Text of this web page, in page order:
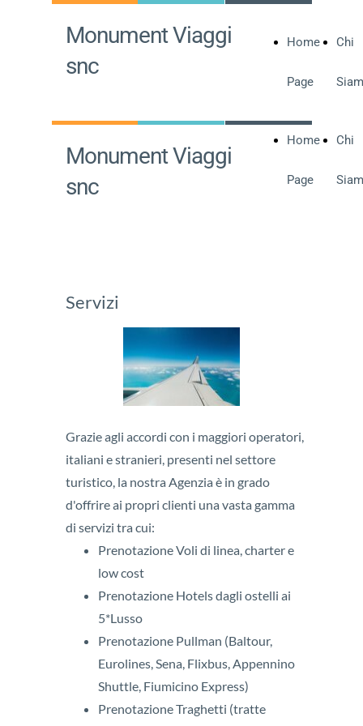
Monument Viaggi
snc
Home
Page
Chi
Monument Viaggi
snc
Home
Page
Chi
Servizi
Grazie agli accordi con i maggiori operatori,
italiani e stranieri, presenti nel settore
turistico, la nostra Agenzia è in grado
d'offrire ai propri clienti una vasta gamma
di servizi tra cui:
Prenotazione Voli di linea, charter e
low cost
Prenotazione Hotels dagli ostelli ai
5*Lusso
Prenotazione Pullman (Baltour,
Eurolines, Sena, Flixbus, Appennino
Shuttle, Fiumicino Express)
Prenotazione Traghetti (tratte